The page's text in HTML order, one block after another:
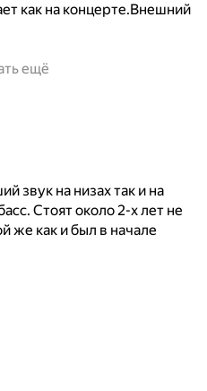
как на концерте.Внешний
ещё
звук на низах так и на
Стоят около 2-х лет не
же как и был в начале